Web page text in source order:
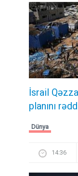
İsrail
planını
Dünya
14:36